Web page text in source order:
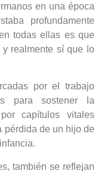
en una época
profundamente
todas ellas es que
y realmente sí que lo
por el trabajo
para sostener la
capítulos vitales
pérdida de un hijo de
también se reflejan